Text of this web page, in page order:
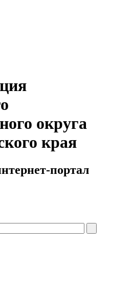
округа
края
портал